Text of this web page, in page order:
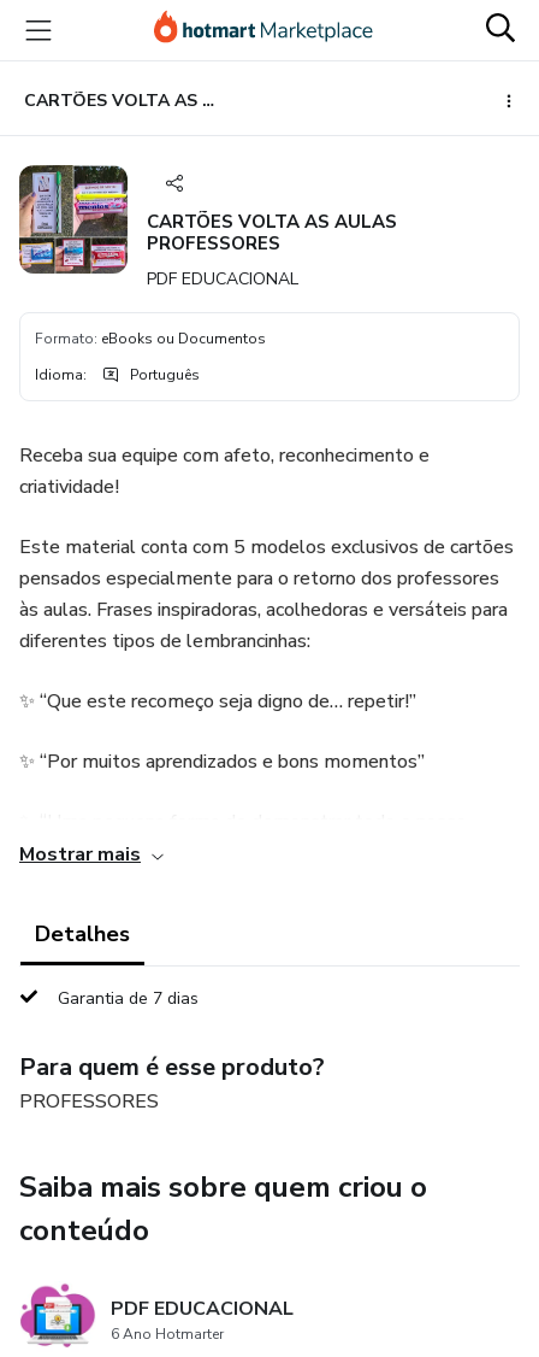
para
conteúdo
principal
para
pagamento
para
rodapé
CARTÕES VOLTA AS AULAS PROFESSORES
CARTÕES VOLTA AS AULAS
PROFESSORES
PDF EDUCACIONAL
Formato: eBooks ou Documentos
Idioma: Português
Receba sua equipe com afeto, reconhecimento e
criatividade!
Este material conta com 5 modelos exclusivos de cartões
pensados especialmente para o retorno dos professores
às aulas. Frases inspiradoras, acolhedoras e versáteis para
diferentes tipos de lembrancinhas:
✨ “Que este recomeço seja digno de… repetir!”
✨ “Por muitos aprendizados e bons momentos”
carinho”
✨ “Que esta caneta represente a importância do seu
papel!”
🖊️ Ideais para serem entregues com:
🖨️ Formato PDF – pronto para imprimir
💼 Perfeito para coordenação pedagógica, direção e
escolas que valorizam seus educadores desde o primeiro
dia.
Mostrar mais
Detalhes
Garantia de 7 dias
Para quem é esse produto?
PROFESSORES
Saiba mais sobre quem criou o
conteúdo
PDF EDUCACIONAL
6 Ano Hotmarter